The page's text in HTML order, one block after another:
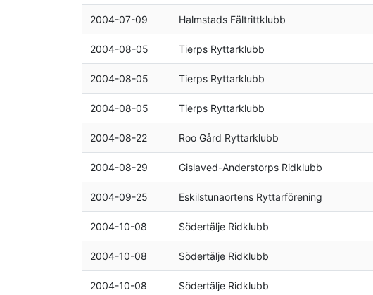
2004-07-09 Halmstads Fältrittklubb
2004-08-05 Tierps Ryttarklubb
2004-08-05 Tierps Ryttarklubb
2004-08-05 Tierps Ryttarklubb
2004-08-22 Roo Gård Ryttarklubb
2004-08-29 Gislaved-Anderstorps Ridklubb
2004-09-25 Eskilstunaortens Ryttarförening
2004-10-08 Södertälje Ridklubb
2004-10-08 Södertälje Ridklubb
2004-10-08 Södertälje Ridklubb